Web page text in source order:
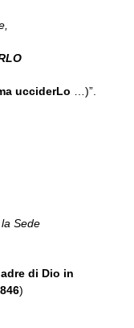
ucciderLo …)”.
Sede
di Dio in
)